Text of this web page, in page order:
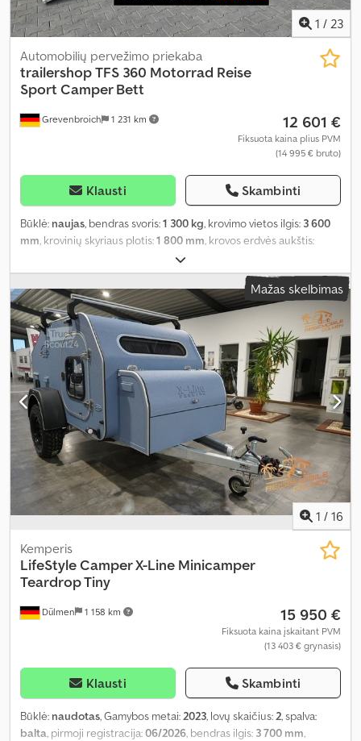
1 / 23
Grevenbroich 1 231 km
Automobilių pervežimo priekaba
trailershopTFS 360 Motorrad Reise
Sport Camper Bett
12 601 €
Fiksuota kaina plius PVM
(14 995 € bruto)
Klausti Skambinti
Būklė: naujas, bendras svoris:1 300 kg, krovimo vietos ilgis: 3 600
mm, krovinių skyriaus plotis:1 800 mm, krovos erdvės aukštis:
,
Mažas skelbimas
1 / 16
Dülmen 1 158 km
Kemperis
LifeStyle Camper X-Line Minicamper
Teardrop Tiny
15 950 €
Fiksuota kaina įskaitant PVM
(13 403 € grynasis)
Klausti Skambinti
Būklė: naudotas, Gamybos metai: 2023, lovų skaičius: 2, spalva:
balta , pirmoji registracija:06/2026 , bendras ilgis: 3 700 mm